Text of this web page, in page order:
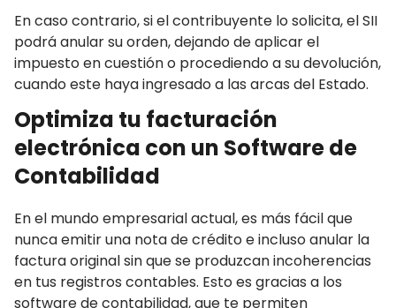
En caso contrario, si el contribuyente lo solicita, el SII
podrá anular su orden, dejando de aplicar el
impuesto en cuestión o procediendo a su devolución,
cuando este haya ingresado a las arcas del Estado.
Optimiza tu facturación
electrónica con un Software de
Contabilidad
En el mundo empresarial actual, es más fácil que
nunca emitir una nota de crédito e incluso anular la
factura original sin que se produzcan incoherencias
en tus registros contables. Esto es gracias a los
software de contabilidad, que te permiten